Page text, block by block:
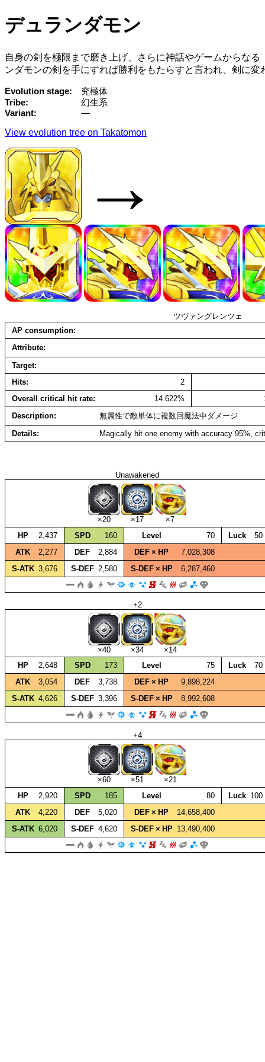
デュランダモン
自身の剣を極限まで磨き上げ、さらに神話やゲームからな
ンダモンの剣を手にすれば勝利をもたらすと言われ、剣に
Evolution stage
究極体
Tribe
幻生系
Variant
—
View evolution tree on Takatomon
→
ツヴァングレンツェ
AP consumption
Attribute
Target
Hits
2
Overall critical hit rate
14.622%
Description
無属性で敵単体に複数回魔法中ダメージ
Details
Magically hit one enemy with accuracy 95%,
Unawakened
×20 ×17
×7
HP
2,437 SPD 160 Level 70 Luck
50
ATK
2,277 DEF 2,884 DEF × HP
7,028,308
S‑ATK 3,676 S‑DEF 2,580 S‑DEF × HP 6,287,460
+2
×40 ×34
×14
HP
2,648 SPD 173 Level 75 Luck
70
ATK
3,054 DEF 3,738 DEF × HP
9,898,224
S‑ATK 4,626 S‑DEF 3,396 S‑DEF × HP 8,992,608
+4
×60 ×51
×21
HP
2,920 SPD 185 Level 80 Luck 100
ATK
4,220 DEF 5,020 DEF × HP
14,658,400
S‑ATK 6,020 S‑DEF 4,620 S‑DEF × HP 13,490,400